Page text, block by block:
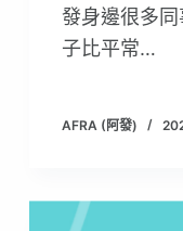
發身邊很多
子比平常…
AFRA (阿發)